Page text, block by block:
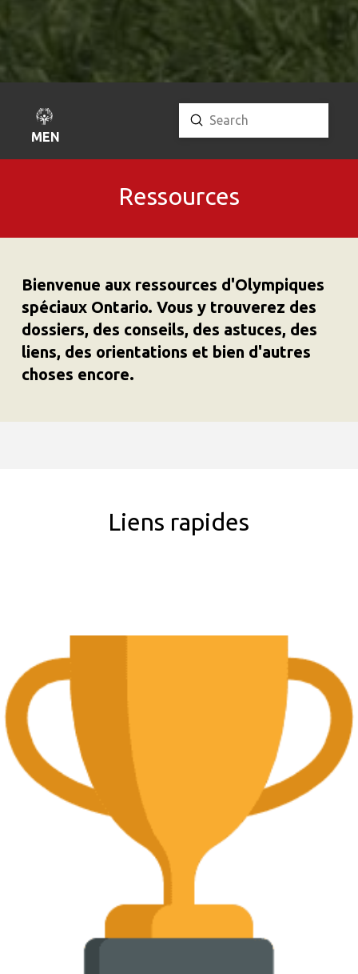
MENU
Search
Submit
Ressources
Bienvenue aux ressources d'Olympiques
spéciaux Ontario. Vous y trouverez des
dossiers, des conseils, des astuces, des
liens, des orientations et bien d'autres
choses encore.
Liens rapides